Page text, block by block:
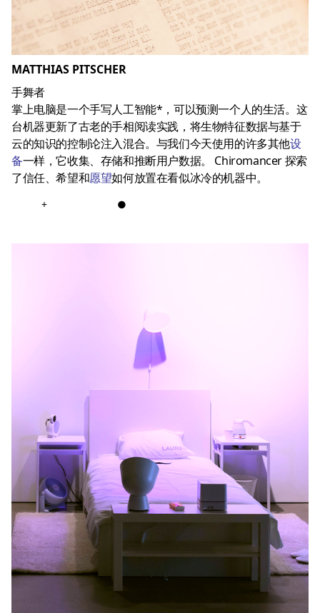
MATTHIAS PITSCHER
手舞者
掌上电脑是一个手写人工智能*，可以预测一个人的生活。这
台机器更新了古老的手相阅读实践，将生物特征数据与基于
云的知识的控制论注入混合。与我们今天使用的许多其他设
备一样，它收集、存储和推断用户数据。 Chiromancer 探索
了信任、希望和愿望如何放置在看似冰冷的机器中。
+ ●